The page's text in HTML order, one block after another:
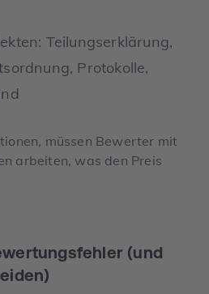
Teilungserklärung,
Protokolle,
müssen Bewerter mit
arbeiten, was den Preis
(und